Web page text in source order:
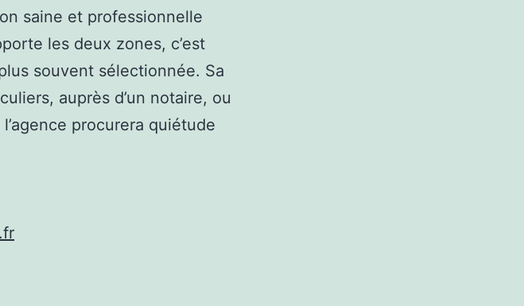
saine et professionnelle
les deux zones, c’est
souvent sélectionnée. Sa
auprès d’un notaire, ou
procurera quiétude